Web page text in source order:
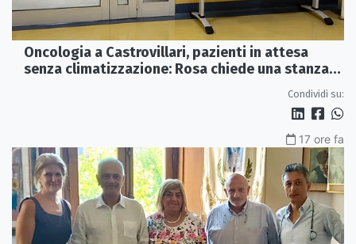
Oncologia a Castrovillari, pazienti in attesa
senza climatizzazione: Rosa chiede una stanza
Condividi su:
17 ore fa